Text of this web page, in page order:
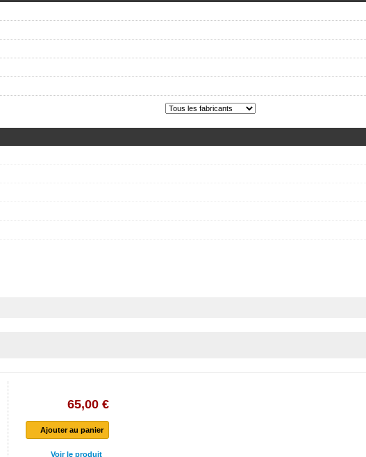
65,00 €
Ajouter au panier
Voir le produit